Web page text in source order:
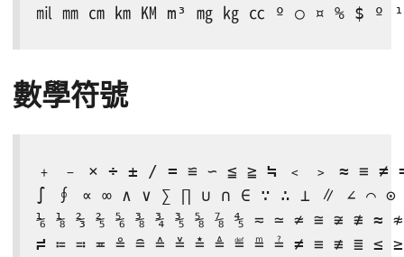
㏕ ㎜ ㎝ ㎞ ㏎ m³ ㎎ ㎏ ㏄ º ○ ¤ % $ º
數學符號
﹢ ﹣ × ÷ ± / = ≌ ∽ ≦ ≧ ≒ ﹤ ﹥ ≈ ≡ ≠
∫ ∮ ∝ ∞ ∧ ∨ ∑ ∏ ∪ ∩ ∈ ∵ ∴ ⊥ ∥ ∠ ⌒ ⊙
⅙ ⅛ ⅔ ⅖ ⅚ ⅜ ¾ ⅗ ⅝ ⅞ ⅘ ≂ ≃ ≄ ≅ ≆ ≇ ≈
≓ ≔ ≕ ≖ ≗ ≘ ≙ ≚ ≛ ≜ ≝ ≞ ≟ ≠ ≡ ≢ ≣ ≤